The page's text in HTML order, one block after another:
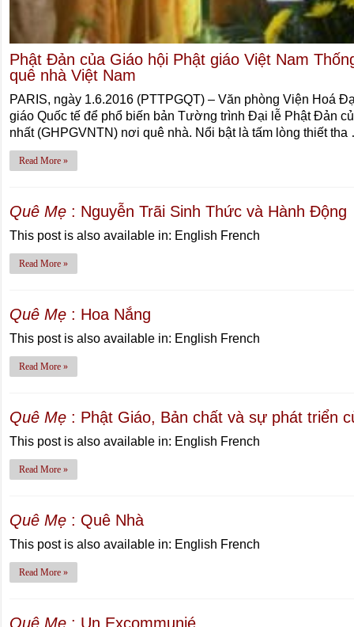
Phật Đản của Giáo hội Phật giáo Việt Nam
quê nhà Việt Nam
PARIS, ngày 1.6.2016 (PTTPGQT) – Văn phòng Viện Hoá
giáo Quốc tế để phổ biến bản Tường trình Đại lễ Phật Đản
nhất (GHPGVNTN) nơi quê nhà. Nổi bật là tấm lòng thiết
Read More »
Quê Mẹ : Nguyễn Trãi Sinh Thức và Hành Động
This post is also available in: English French
Read More »
Quê Mẹ : Hoa Nắng
This post is also available in: English French
Read More »
Quê Mẹ : Phật Giáo, Bản chất và sự phát triển
This post is also available in: English French
Read More »
Quê Mẹ : Quê Nhà
This post is also available in: English French
Read More »
Quê Mẹ : Un Excommunié